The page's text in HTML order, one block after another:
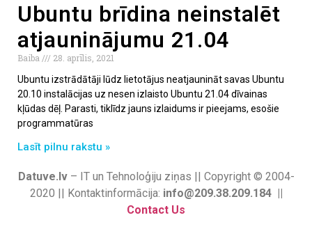
Ubuntu brīdina neinstalēt
atjauninājumu 21.04
Baiba
28. aprīlis, 2021
Ubuntu izstrādātāji lūdz lietotājus neatjaunināt savas Ubuntu
20.10 instalācijas uz nesen izlaisto Ubuntu 21.04 dīvainas
kļūdas dēļ. Parasti, tiklīdz jauns izlaidums ir pieejams, esošie
programmatūras
Lasīt pilnu rakstu »
Datuve.lv– IT un Tehnoloģiju ziņas || Copyright © 2004-
2020 || Kontaktinformācija: info@209.38.209.184 ||
Contact Us